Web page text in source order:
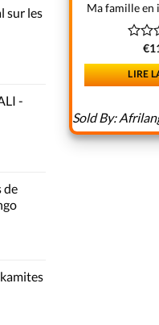
sur les
-
de
Ma famille en
Note
0
sur
5
€
LIRE
Sold By: